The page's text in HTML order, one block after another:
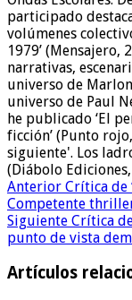
participado
volúmenes
1979’ (Mensajero,
narrativas,
universo de Marlon
universo de Paul
he publicado ‘El
ficción’ (Punto rojo,
siguiente'. Los
(Diábolo
Anterior Crítica de
Competente
Siguiente Crítica
punto de vista
Artículos